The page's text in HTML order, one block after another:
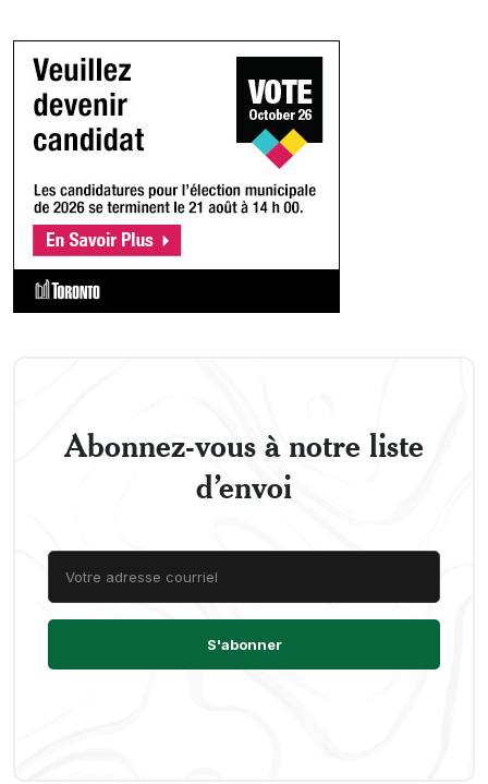
Abonnez-vous à notre liste
d’envoi